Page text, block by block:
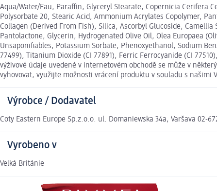
Aqua/Water/Eau, Paraffin, Glyceryl Stearate, Copernicia Cerifera
Polysorbate 20, Stearic Acid, Ammonium Acrylates Copolymer,
Collagen (Derived From Fish), Silica, Ascorbyl Glucoside,
Pantolactone, Glycerin, Hydrogenated Olive Oil, Olea Europaea
Unsaponifiables, Potassium Sorbate, Phenoxyethanol, Sodium
77499), Titanium Dioxide (CI 77891), Ferric Ferrocyanide (CI
výživové údaje uvedené v internetovém obchodě se může v
vyhovovat, využijte možnosti vrácení produktu v souladu s našimi
Výrobce / Dodavatel
Coty Eastern Europe Sp.z.o.o. ul. Domaniewska 34a, Varšava 02-
Vyrobeno v
Velká Británie